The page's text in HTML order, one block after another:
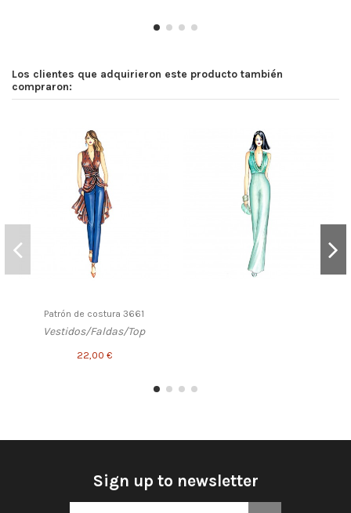
Los clientes que adquirieron este producto también
compraron:
Patrón de costura 3661
Vestidos/Faldas/Top
22,00 €
Sign up to newsletter